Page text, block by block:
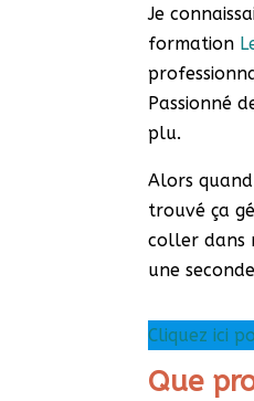
Je
formation
Passionné
plu.
Alors
trouvé ça
coller dans
une
Cliquez ici
Que